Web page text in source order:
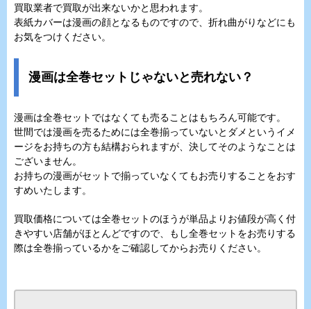
買取業者で買取が出来ないかと思われます。
表紙カバーは漫画の顔となるものですので、折れ曲がりなどにも
お気をつけください。
漫画は全巻セットじゃないと売れない？
漫画は全巻セットではなくても売ることはもちろん可能です。
世間では漫画を売るためには全巻揃っていないとダメというイメ
ージをお持ちの方も結構おられますが、決してそのようなことは
ございません。
お持ちの漫画がセットで揃っていなくてもお売りすることをおす
すめいたします。
買取価格については全巻セットのほうが単品よりお値段が高く付
きやすい店舗がほとんどですので、もし全巻セットをお売りする
際は全巻揃っているかをご確認してからお売りください。